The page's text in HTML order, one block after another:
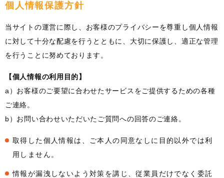
個人情報保護方針
当サイトの運営に際し、お客様のプライバシーを尊重し個人情報
に対して十分な配慮を行うとともに、大切に保護し、適正な管理
を行うことに努めております。
【個人情報の利用目的】
a）お客様のご要望に合わせたサービスをご提供するための各種
ご連絡。
b）お問い合わせいただいたご質問への回答のご連絡。
取得した個人情報は、ご本人の同意なしに目的以外では利
用しません。
情報が漏洩しないよう対策を講じ、従業員だけでなく委託